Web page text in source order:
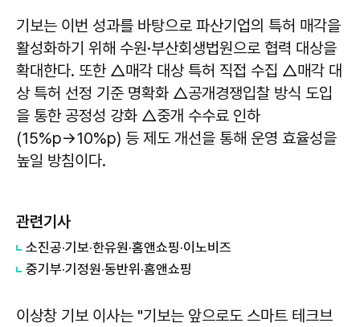
기보는 이번 성과를 바탕으로 파산기업의 특허 매각을
활성화하기 위해 수원·부산회생법원으로 협력 대상을
확대한다. 또한 △매각 대상 특허 직접 수집 △매각 대
상 특허 선정 기준 명확화 △공개경쟁입찰 방식 도입
을 통한 공정성 강화 △중개 수수료 인하
(15%p→10%p) 등 제도 개선을 통해 운영 효율성을
높일 방침이다.
관련기사
소진공·기보·한유원·홈앤쇼핑·이노비즈
중기부·기정원·동반위·홈앤쇼핑
이상창 기보 이사는 "기보는 앞으로도 스마트 테크브